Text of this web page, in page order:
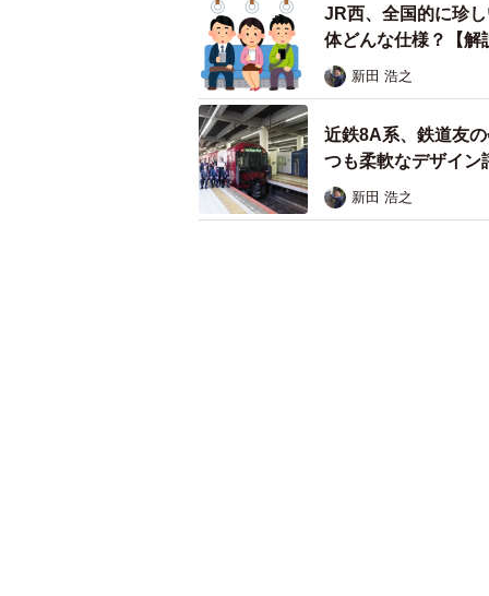
JR西、全国的に珍
体どんな仕様？【解
新田 浩之
近鉄8A系、鉄道友
つも柔軟なデザイン
新田 浩之